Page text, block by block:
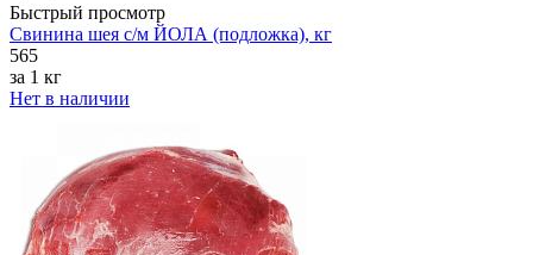
Быстрый просмотр
Свинина шея с/м ЙОЛА (подложка), кг
565
за 1 кг
Нет в наличии